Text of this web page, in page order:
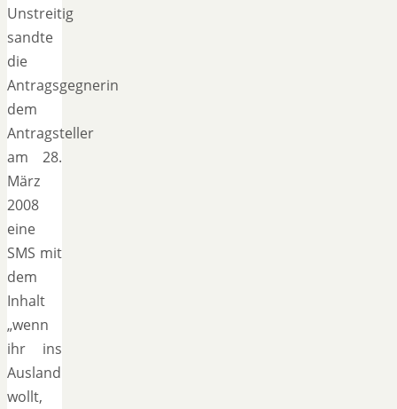
Unstreitig
sandte
die
Antragsgegnerin
dem
Antragsteller
am 28.
März
2008
eine
SMS mit
dem
Inhalt
„wenn
ihr ins
Ausland
wollt,